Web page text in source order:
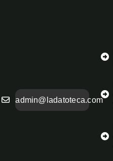
admin@ladatoteca.com